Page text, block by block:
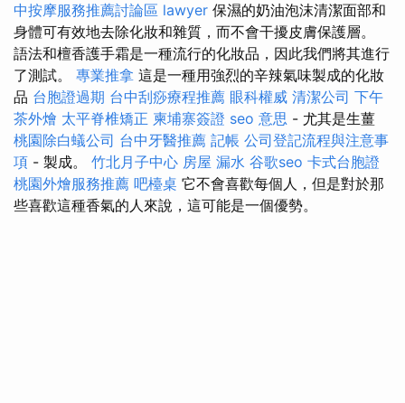
中按摩服務推薦討論區 lawyer 保濕的奶油泡沫清潔面部和
身體可有效地去除化妝和雜質，而不會干擾皮膚保護層。
語法和檀香護手霜是一種流行的化妝品，因此我們將其進行
了測試。 專業推拿 這是一種用強烈的辛辣氣味製成的化妝
品 台胞證過期 台中刮痧療程推薦 眼科權威 清潔公司 下午
茶外燴 太平脊椎矯正 柬埔寨簽證 seo 意思 - 尤其是生薑
桃園除白蟻公司 台中牙醫推薦 記帳 公司登記流程與注意事
項 - 製成。 竹北月子中心 房屋 漏水 谷歌seo 卡式台胞證
桃園外燴服務推薦 吧檯桌 它不會喜歡每個人，但是對於那
些喜歡這種香氣的人來說，這可能是一個優勢。